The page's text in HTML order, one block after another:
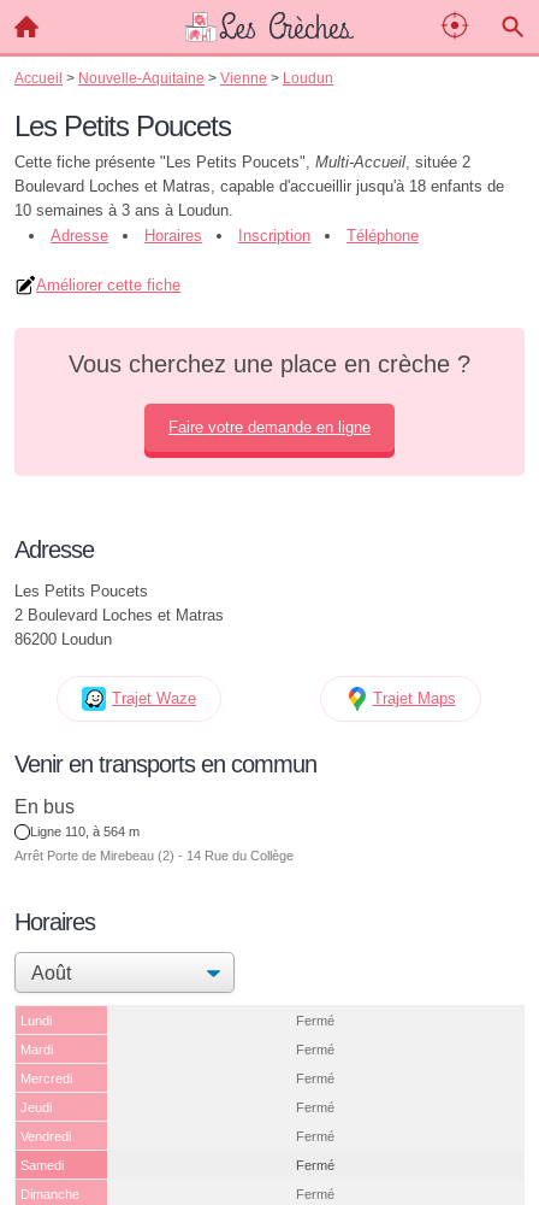
Accueil > Nouvelle-Aquitaine > Vienne > Loudun
Les Petits Poucets
Cette fiche présente "Les Petits Poucets", Multi-Accueil, située 2
Boulevard Loches et Matras, capable d'accueillir jusqu'à 18 enfants de
10 semaines à 3 ans à Loudun.
Adresse
Horaires Inscription Téléphone
Améliorer cette fiche
Vous cherchez une place en crèche ?
Faire votre demande en ligne
Adresse
Les Petits Poucets
2 Boulevard Loches et Matras
86200 Loudun
Trajet Waze Trajet Maps
Venir en transports en commun
En bus
Ligne 110, à 564 m
Arrêt Porte de Mirebeau (2) - 14 Rue du Collège
Horaires
Lundi
Fermé
Mardi
Fermé
Mercredi
Fermé
Jeudi
Fermé
Vendredi
Fermé
Samedi
Fermé
Dimanche
Fermé